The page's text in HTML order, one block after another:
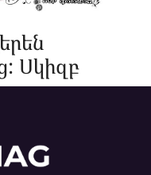
Սկիզբ